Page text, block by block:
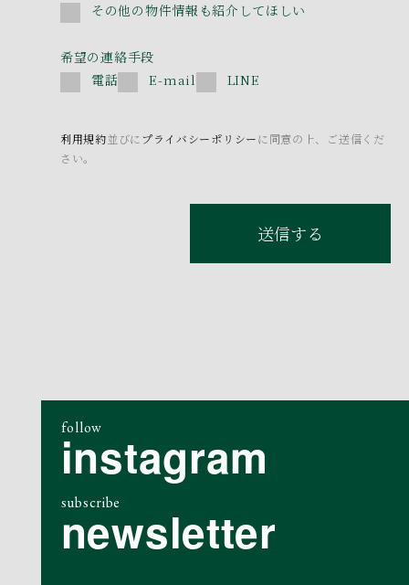
その他の物件情報も紹介してほしい
希望の連絡手段
電話
E-mail LINE
利用規約並びに プライバシーポリシーに同意の上、ご送信くだ
さい。
送信する
follow
instagram
subscribe
newsletter